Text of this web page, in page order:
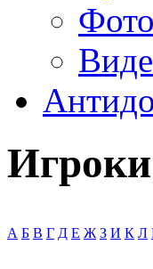
Фото
Игроки
А Б В Г Д Е Ж З И К Л